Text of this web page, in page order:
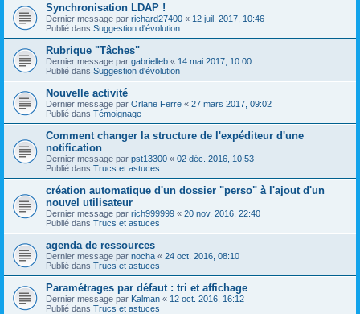
Synchronisation LDAP !
Dernier message par richard27400 « 12 juil. 2017, 10:46
Publié dans Suggestion d'évolution
Rubrique "Tâches"
Dernier message par gabrielleb « 14 mai 2017, 10:00
Publié dans Suggestion d'évolution
Nouvelle activité
Dernier message par Orlane Ferre « 27 mars 2017, 09:02
Publié dans Témoignage
Comment changer la structure de l'expéditeur d'une
notification
Dernier message par pst13300 « 02 déc. 2016, 10:53
Publié dans Trucs et astuces
création automatique d'un dossier "perso" à l'ajout d'un
nouvel utilisateur
Dernier message par rich999999 « 20 nov. 2016, 22:40
Publié dans Trucs et astuces
agenda de ressources
Dernier message par nocha « 24 oct. 2016, 08:10
Publié dans Trucs et astuces
Paramétrages par défaut : tri et affichage
Dernier message par Kalman « 12 oct. 2016, 16:12
Publié dans Trucs et astuces